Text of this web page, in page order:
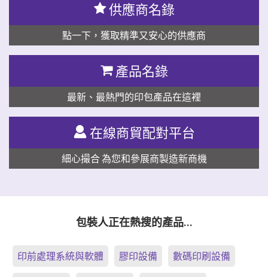
供應商名錄
點一下，獲取精準又安心的供應商
產品名錄
最新、最熱門的印包產品在這裡
在線商貿配對平台
細心撮合 為您和參展商製造新商機
包裝人正在熱搜的產品…
印前處理系統與軟體 膠印設備 數碼印刷設備